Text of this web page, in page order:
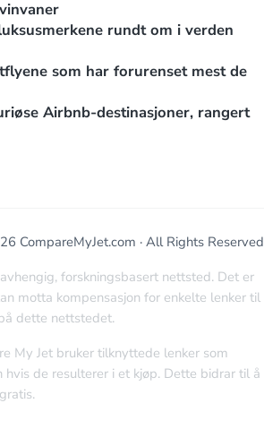
rundt om i verden
som har forurenset mest de
Airbnb-destinasjoner, rangert
CompareMyJet.com · All Rights Reserved
forskningsbasert nettsted. Det er
motta kompensasjon for enkelte lenker til
dette nettstedet.
My Jet bruker tilknyttede lenker som
hvis de resulterer i et kjøp. Dette bidrar til å